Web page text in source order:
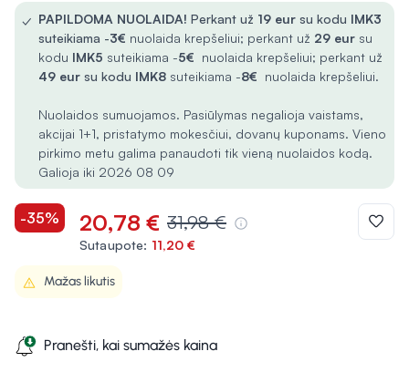
Mažas likutis
✓ PAPILDOMA NUOLAIDA! Perkant už 19 eur su kodu IMK3
suteikiama -3€ nuolaida krepšeliui; perkant už 29 eur su
kodu IMK5 suteikiama -5€ nuolaida krepšeliui; perkant už
49 eur su kodu IMK8 suteikiama -8€ nuolaida krepšeliui.
Nuolaidos sumuojamos. Pasiūlymas negalioja vaistams,
akcijai 1+1, pristatymo mokesčiui, dovanų kuponams. Vieno
pirkimo metu galima panaudoti tik vieną nuolaidos kodą.
Galioja iki 2026 08 09
-35% 20,78 € 31,98 €
Sutaupote: 11,20 €
Pranešti, kai sumažės kaina